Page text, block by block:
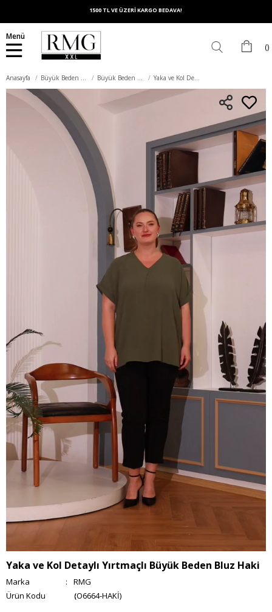
1500 TL VE ÜZERİ KARGO BEDAVA!
Menü
Anasayfa Büyük Beden Üst Giyim Büyük Beden Bluz Yaka ve Kol Detaylı Yırtmaçlı Büyük Beden Bluz Haki
Yaka ve Kol Detaylı Yırtmaçlı Büyük Beden Bluz Haki
Marka :
RMG
(O6664-HAKİ)